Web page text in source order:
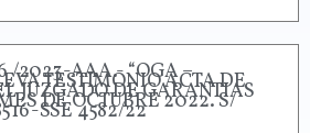
/2023-AAA.- “OGA –
TESTIMONIO ACTA DE
JUZGADO DE GARANTIAS
DE OCTUBRE 2022. S/
SSE 4582/22